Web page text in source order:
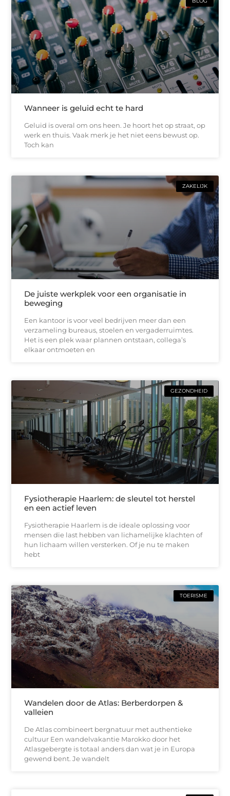
Wanneer is geluid echt te hard
Geluid is overal om ons heen. Je hoort het op straat, op
werk en thuis. Vaak merk je het niet eens bewust op.
Toch kan
ZAKELIJK
De juiste werkplek voor een organisatie in
beweging
Een kantoor is voor veel bedrijven meer dan een
verzameling bureaus, stoelen en vergaderruimtes.
Het is een plek waar plannen ontstaan, collega’s
elkaar ontmoeten en
GEZONDHEID
Fysiotherapie Haarlem: de sleutel tot herstel
en een actief leven
Fysiotherapie Haarlem is de ideale oplossing voor
mensen die last hebben van lichamelijke klachten of
hun lichaam willen versterken. Of je nu te maken
hebt
TOERISME
Wandelen door de Atlas: Berberdorpen &
valleien
De Atlas combineert bergnatuur met authentieke
cultuur Een wandelvakantie Marokko door het
Atlasgebergte is totaal anders dan wat je in Europa
gewend bent. Je wandelt